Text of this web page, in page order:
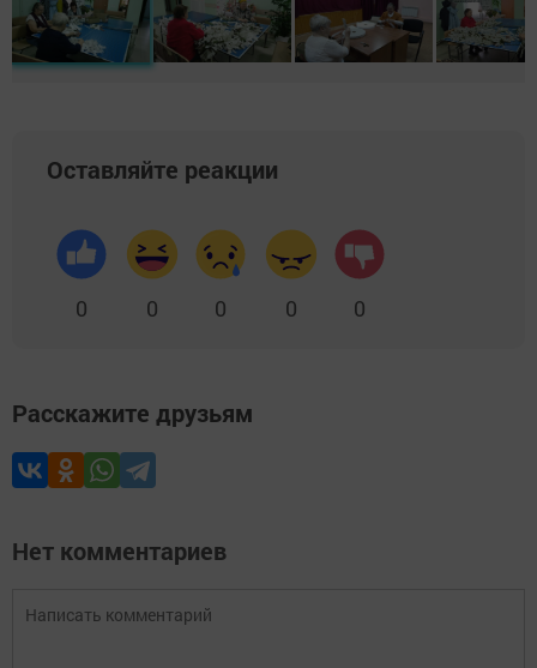
Оставляйте реакции
0 0 0 0 0
Расскажите друзьям
Нет комментариев